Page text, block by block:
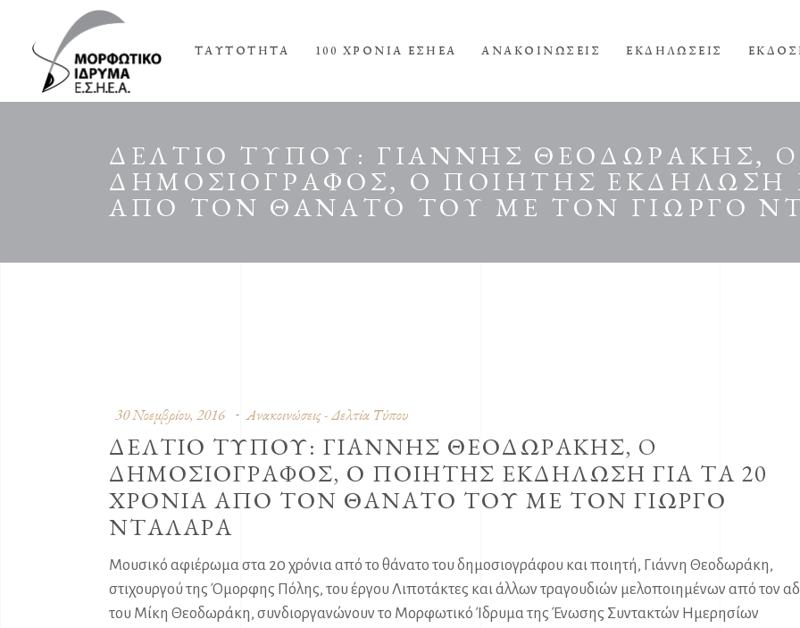
ΤΑΥΤΟΤΗΤΑ 100 ΧΡΟΝΙΑ ΕΣΗΕΑ ΑΝΑΚΟΙΝΩΣΕΙΣ ΕΚΔΗΛΩΣΕΙΣ
ΔΕΛΤΙΟ ΤΥΠΟΥ: ΓΙΑΝΝΗΣ ΘΕΟΔΩΡΑΚΗΣ, O
ΔΗΜΟΣΙΟΓΡΑΦΟΣ, Ο ΠΟΙΗΤΗΣ ΕΚΔΗΛΩΣΗ
ΑΠΟ ΤΟΝ ΘΑΝΑΤΟ ΤΟΥ ΜΕ ΤΟΝ ΓΙΩΡΓΟ
30 Νοεμβρίου, 2016 Ανακοινώσεις - Δελτία Τύπου
ΔΕΛΤΙΟ ΤΥΠΟΥ: ΓΙΑΝΝΗΣ ΘΕΟΔΩΡΑΚΗΣ, O
ΔΗΜΟΣΙΟΓΡΑΦΟΣ, Ο ΠΟΙΗΤΗΣ ΕΚΔΗΛΩΣΗ ΓΙΑ ΤΑ 20
ΧΡΟΝΙΑ ΑΠΟ ΤΟΝ ΘΑΝΑΤΟ ΤΟΥ ΜΕ ΤΟΝ ΓΙΩΡΓΟ
ΝΤΑΛΑΡΑ
Μουσικό αφιέρωμα στα 20 χρόνια από το θάνατο του δημοσιογράφου και ποιητή, Γιάννη Θεοδωράκη,
στιχουργού της Όμορφης Πόλης, του έργου Λιποτάκτες και άλλων τραγουδιών μελοποιημένων από τον
του Μίκη Θεοδωράκη, συνδιοργανώνουν το Μορφωτικό Ίδρυμα της Ένωσης Συντακτών Ημερησίων